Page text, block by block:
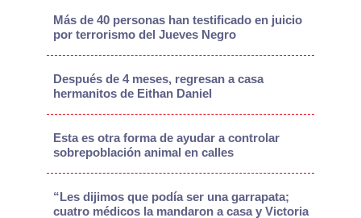
Más de 40 personas han testificado en juicio
por terrorismo del Jueves Negro
Después de 4 meses, regresan a casa
hermanitos de Eithan Daniel
Esta es otra forma de ayudar a controlar
sobrepoblación animal en calles
“Les dijimos que podía ser una garrapata;
cuatro médicos la mandaron a casa y Victoria